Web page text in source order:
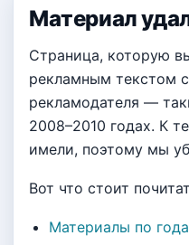
Материал
Страница, которую
рекламным текстом
рекламодателя —
2008–2010 годах. К
имели, поэтому мы
Вот что стоит
Материалы по